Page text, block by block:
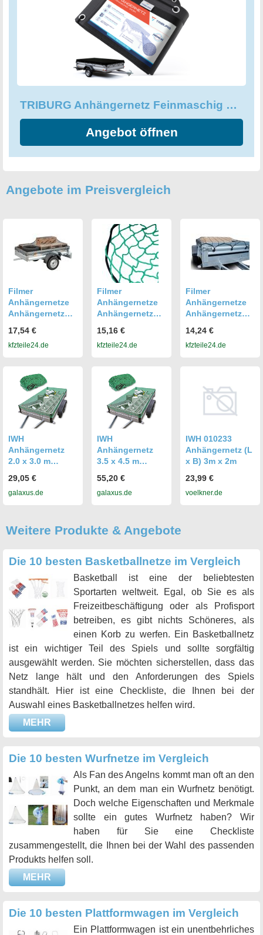
600N auf mehreren cm² ist dieses Sicherungsnetz nicht nur
sicher, sondern auch äußerst robust und langlebig.
Vertrauen Sie auf die Qualität und Vielseitigkeit des
TRIBURG Anhängernetzes Feinmaschig und sichern Sie
Ihre Ladung optimal während des Transports. Wählen Sie
aus verschiedenen Größen das passende Netz für Ihren
Sicherung Ihrer Ladung.
TRIBURG Anhängernetz Feinmaschig 2x3 - Abdecknetz für Anhänger
Angebot öffnen
Angebote im Preisvergleich
Filmer
Anhängernetze
Anhängernetz
17,54 €
kfzteile24.de
Filmer
Anhängernetze
Anhängernetz
15,16 €
kfzteile24.de
Filmer
Anhängernetze
Anhängernetz
14,24 €
kfzteile24.de
IWH
Anhängernetz
2.0 x 3.0 m
29,05 €
galaxus.de
IWH
Anhängernetz
3.5 x 4.5 m
55,20 €
galaxus.de
IWH 010233
Anhängernetz (L
x B) 3m x 2m
23,99 €
voelkner.de
Weitere Produkte & Angebote
Die 10 besten Basketballnetze im Vergleich
Basketball ist eine der beliebtesten
Sportarten weltweit. Egal, ob Sie es als
Freizeitbeschäftigung oder als Profisport
betreiben, es gibt nichts Schöneres, als
einen Korb zu werfen. Ein Basketballnetz
ist ein wichtiger Teil des Spiels und sollte sorgfältig
ausgewählt werden. Sie möchten sicherstellen, dass das
Netz lange hält und den Anforderungen des Spiels
standhält. Hier ist eine Checkliste, die Ihnen bei der
Auswahl eines Basketballnetzes helfen wird.
MEHR
Die 10 besten Wurfnetze im Vergleich
Als Fan des Angelns kommt man oft an den
Punkt, an dem man ein Wurfnetz benötigt.
Doch welche Eigenschaften und Merkmale
sollte ein gutes Wurfnetz haben? Wir
haben für Sie eine Checkliste
zusammengestellt, die Ihnen bei der Wahl des passenden
Produkts helfen soll.
MEHR
Die 10 besten Plattformwagen im Vergleich
Ein Plattformwagen ist ein unentbehrliches